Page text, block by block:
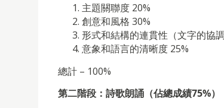
主題關聯度 20%
創意和風格 30%
形式和結構的連貫性（文字的協
意象和語言的清晰度 25%
總計 – 100%
第二階段：詩歌朗誦（佔總成績75%）